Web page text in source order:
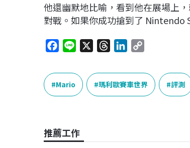
他還幽默地比喻，看到他在展場上
對戰。如果你成功搶到了 Nintendo
c
e
b
k
n
r
e
a
n
k
e
p
y
L
Mario 瑪利歐賽車世界 評測
推薦工作